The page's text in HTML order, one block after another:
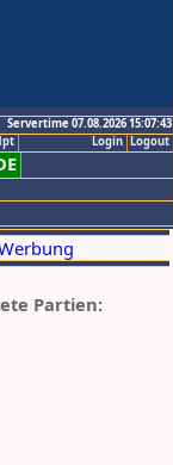
Servertime 07.08.2026 15:07:43
Logout
Login
Partien: